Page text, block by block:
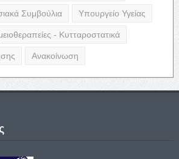
Συμβούλια Υπουργείο Υγείας
- Κυτταροστατικά
Ανακοίνωση